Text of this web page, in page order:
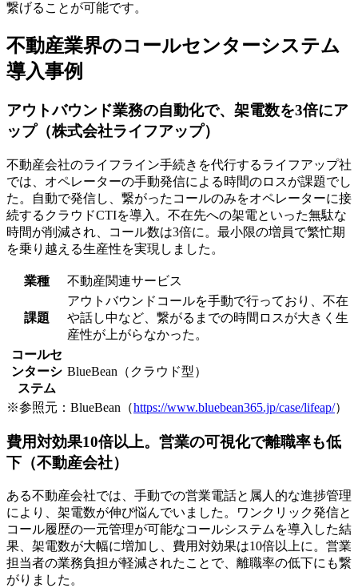
繋げることが可能です。
不動産業界のコールセンターシステム
導入事例
アウトバウンド業務の自動化で、架電数を3倍にア
ップ（株式会社ライフアップ）
不動産会社のライフライン手続きを代行するライフアップ社
では、オペレーターの手動発信による時間のロスが課題でし
た。自動で発信し、繋がったコールのみをオペレーターに接
続するクラウドCTIを導入。不在先への架電といった無駄な
時間が削減され、コール数は3倍に。最小限の増員で繁忙期
を乗り越える生産性を実現しました。
業種 不動産関連サービス
課題
アウトバウンドコールを手動で行っており、不在
や話し中など、繋がるまでの時間ロスが大きく生
産性が上がらなかった。
コールセ
ンターシ
ステム
BlueBean（クラウド型）
※参照元：BlueBean（https://www.bluebean365.jp/case/lifeap/）
費用対効果10倍以上。営業の可視化で離職率も低
下（不動産会社）
ある不動産会社では、手動での営業電話と属人的な進捗管理
により、架電数が伸び悩んでいました。ワンクリック発信と
コール履歴の一元管理が可能なコールシステムを導入した結
果、架電数が大幅に増加し、費用対効果は10倍以上に。営業
担当者の業務負担が軽減されたことで、離職率の低下にも繋
がりました。